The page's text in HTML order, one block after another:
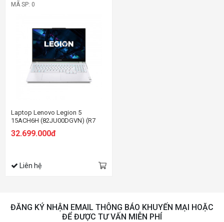
MÃ SP: 0
Laptop Lenovo Legion 5
15ACH6H (82JU00DGVN) (R7
5800H/8GB RAM/512GB
SSD/15.6FHD 165Hz/RTX3060
32.699.000đ
Liên hệ
ĐĂNG KÝ NHẬN EMAIL THÔNG BÁO KHUYẾN MẠI HOẶC
ĐỂ ĐƯỢC TƯ VẤN MIỄN PHÍ